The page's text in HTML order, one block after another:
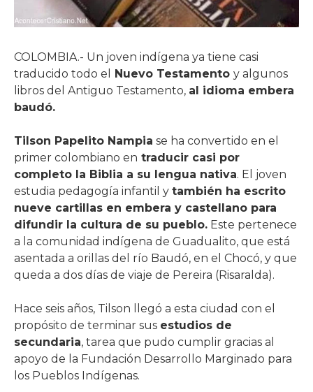
COLOMBIA.- Un joven indígena ya tiene casi
traducido todo el
Nuevo Testamento y algunos
libros del Antiguo Testamento, al idioma embera
baudó.
Tilson Papelito Nampia se ha convertido en el
primer colombiano en traducir casi por
completo la Biblia a su lengua nativa. El joven
estudia pedagogía infantil y también ha escrito
nueve cartillas en embera y castellano para
difundir la cultura de su pueblo. Este pertenece
a la comunidad indígena de Guadualito, que está
asentada a orillas del río Baudó, en el Chocó, y que
queda a dos días de viaje de Pereira (Risaralda).
Hace seis años, Tilson llegó a esta ciudad con el
propósito de terminar sus estudios de
secundaria, tarea que pudo cumplir gracias al
apoyo de la Fundación Desarrollo Marginado para
los Pueblos Indígenas.